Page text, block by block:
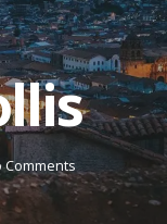
Comments